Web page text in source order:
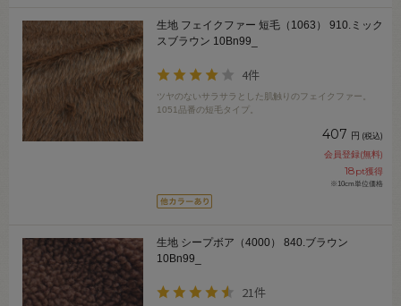
生地 フェイクファー 短毛（1063） 910.ミック
スブラウン 10Bn99_
4件
ツヤのないサラサラとした肌触りのフェイクファー。
1051品番の短毛タイプ。
407 円 (税込)
会員登録(無料)
18pt獲得
※10cm単位価格
生地 シープボア（4000） 840.ブラウン
10Bn99_
21件